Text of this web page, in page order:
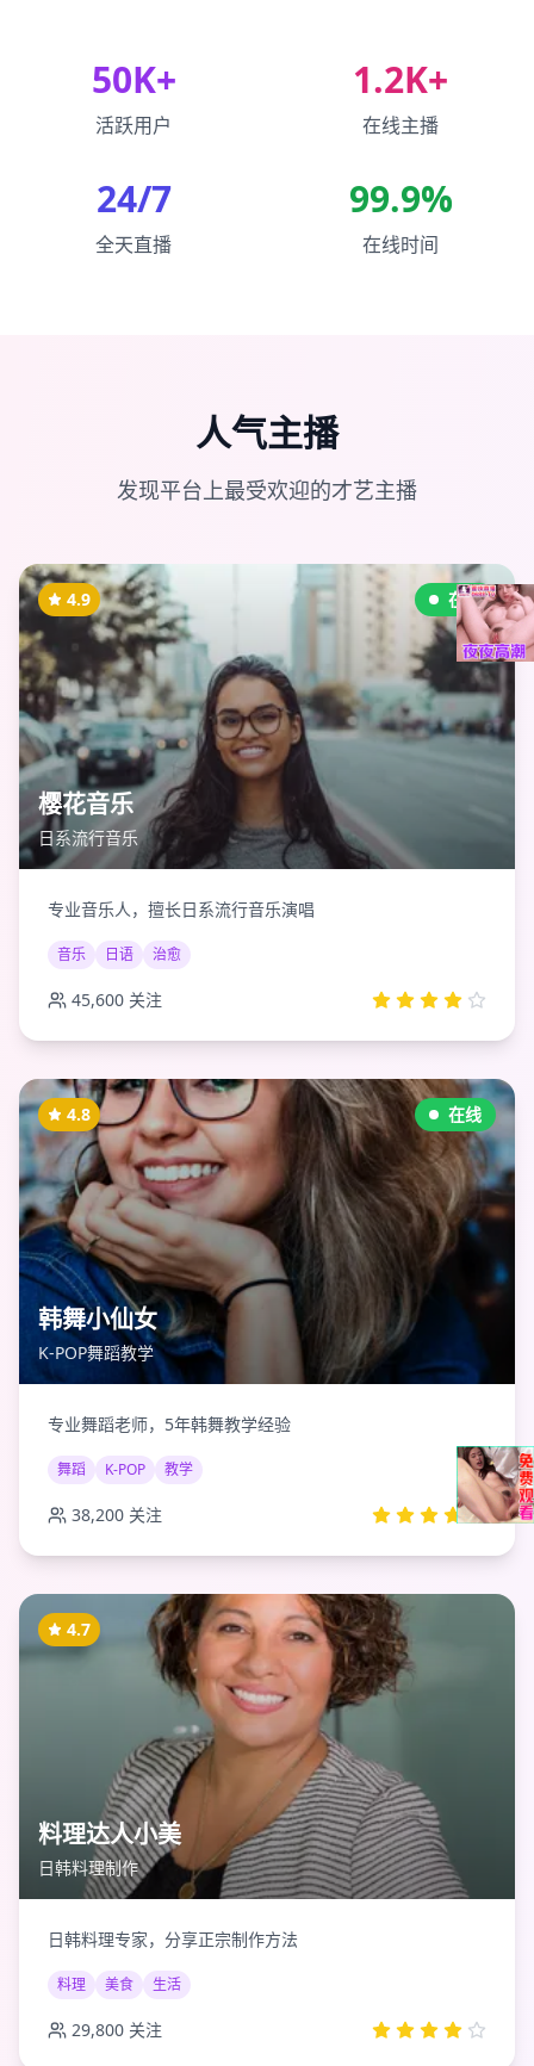
50K+
活跃用户
1.2K+
在线主播
24/7
全天直播
99.9%
在线时间
人气主播
发现平台上最受欢迎的才艺主播
在线
4.9
樱花音乐
日系流行音乐
专业音乐人，擅长日系流行音乐演唱
音乐 日语 治愈
45,600 关注
在线
4.8
韩舞小仙女
K-POP舞蹈教学
专业舞蹈老师，5年韩舞教学经验
舞蹈 K-POP 教学
38,200 关注
4.7
料理达人小美
日韩料理制作
日韩料理专家，分享正宗制作方法
料理 美食 生活
29,800 关注